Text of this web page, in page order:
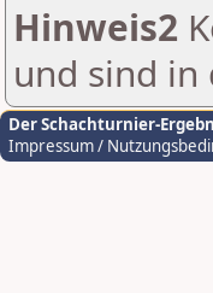
Hinweis2
und sind
Der Schachturnier-
Impressum /